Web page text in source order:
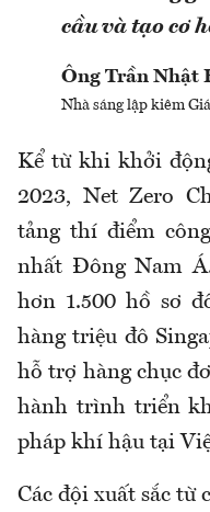
cầu và tạo cơ
Ông Trần Nhật
Nhà sáng lập kiêm
Kể từ khi khởi
2023, Net Zero
tảng thí điểm
nhất Đông Nam
hơn 1.500 hồ sơ
hàng triệu đô
hỗ trợ hàng chục
hành trình triển
pháp khí hậu tại
Các đội xuất sắc từ